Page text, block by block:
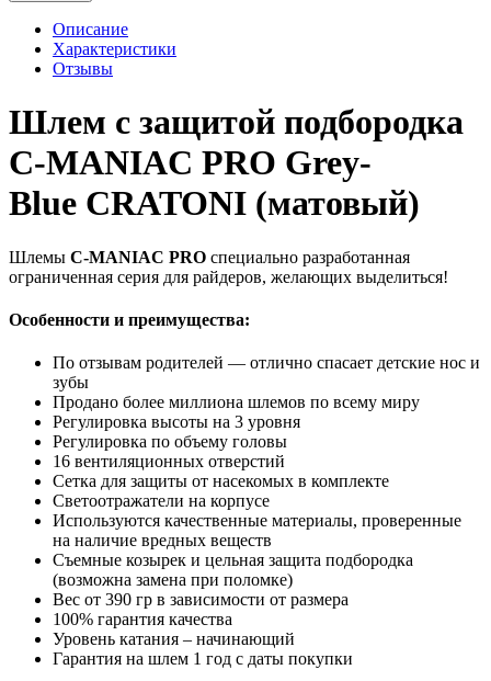
Описание
Характеристики
Отзывы
Шлем с защитой подбородка
C-MANIAC PRO Grey-
Blue CRATONI (матовый)
Шлемы C-MANIAC PRO специально разработанная
ограниченная серия для райдеров, желающих выделиться!
Особенности и преимущества:
По отзывам родителей — отлично спасает детские нос и
зубы
Продано более миллиона шлемов по всему миру
Регулировка высоты на 3 уровня
Регулировка по объему головы
16 вентиляционных отверстий
Сетка для защиты от насекомых в комплекте
Светоотражатели на корпусе
Используются качественные материалы, проверенные
на наличие вредных веществ
Съемные козырек и цельная защита подбородка
(возможна замена при поломке)
Вес от 390 гр в зависимости от размера
100% гарантия качества
Уровень катания – начинающий
Гарантия на шлем 1 год с даты покупки